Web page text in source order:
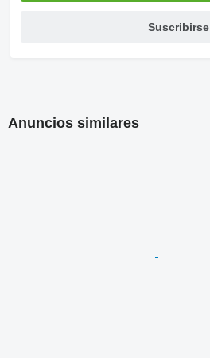
Suscribirse
Anuncios similares